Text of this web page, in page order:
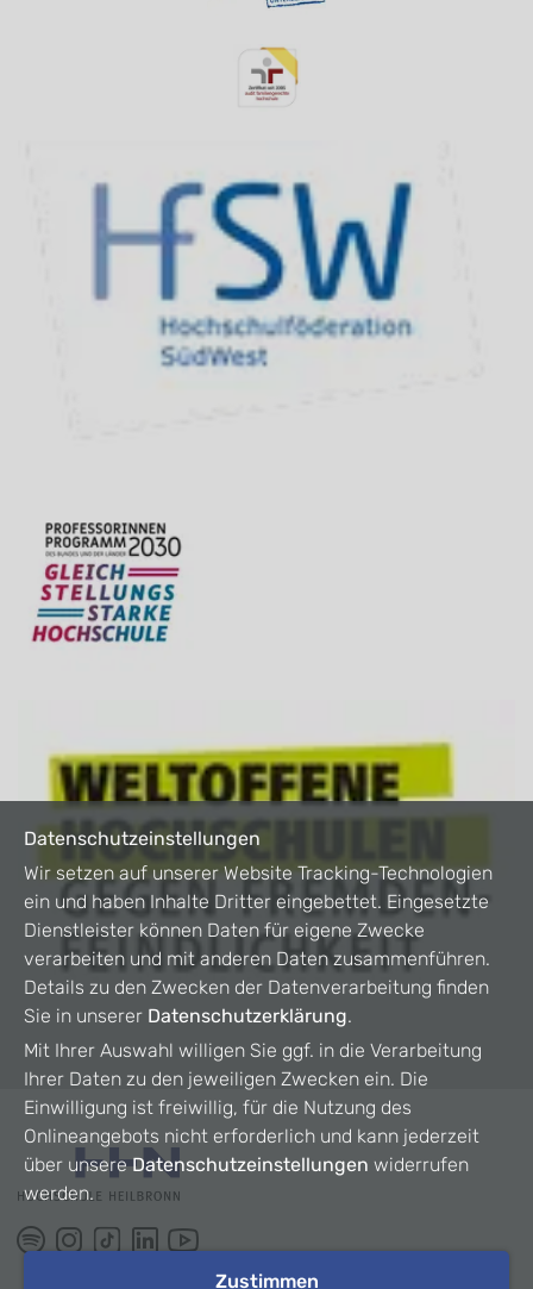
Datenschutzeinstellungen
Wir setzen auf unserer Website Tracking-Technologien
ein und haben Inhalte Dritter eingebettet. Eingesetzte
Dienstleister können Daten für eigene Zwecke
verarbeiten und mit anderen Daten zusammenführen.
Details zu den Zwecken der Datenverarbeitung finden
Sie in unserer Datenschutzerklärung.
Mit Ihrer Auswahl willigen Sie ggf. in die Verarbeitung
Ihrer Daten zu den jeweiligen Zwecken ein. Die
Einwilligung ist freiwillig, für die Nutzung des
Onlineangebots nicht erforderlich und kann jederzeit
über unsereDatenschutzeinstellungen widerrufen
werden.
Zustimmen